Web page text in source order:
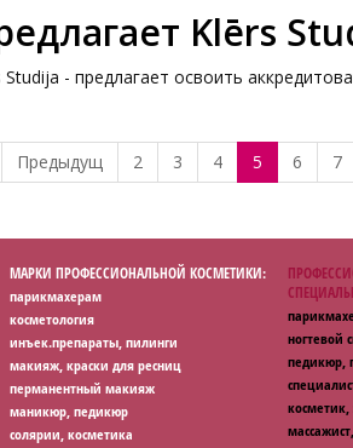
Klērs
- предлагает освоить
Предыдущ 2 3 4 5 6 7
МАРКИ ПРОФЕССИОНАЛЬНОЙ КОСМЕТИКИ:
парикмахерам
косметология
инъек.препараты, пилинги
макияж, краски для ресниц
перманентный макияж
маникюр, педикюр
солярии, косметика
ногтевой
педикюр,
косметик,